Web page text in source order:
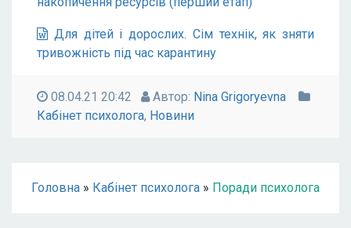
Для дітей і дорослих. Сім технік, як зняти
тривожність під час карантину
08.04.21 20:42 Автор: Nina Grigoryevna
Кабінет психолога, Новини
Головна » Кабінет психолога » Поради психолога